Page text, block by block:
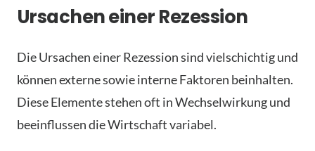
Ursachen einer Rezession
Die Ursachen einer Rezession sind vielschichtig und
können externe sowie interne Faktoren beinhalten.
Diese Elemente stehen oft in Wechselwirkung und
beeinflussen die Wirtschaft variabel.